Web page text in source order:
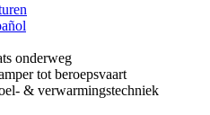
onderweg
tot beroepsvaart
& verwarmingstechniek